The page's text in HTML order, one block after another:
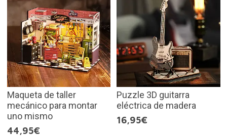
Maqueta de taller
mecánico para montar
uno mismo
44,95€
Puzzle 3D guitarra
eléctrica de madera
16,95€